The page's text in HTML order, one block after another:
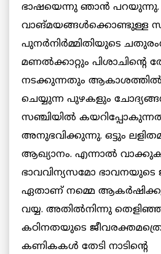
ഭാഷയെന്നു ഞാന്‍ പറയുന്നു.
വാങ്മയങ്ങള്‍ക്കൊണ്ടുള്ള
പുനര്‍നിര്‍മ്മിതിയുടെ
മണല്‍ക്കാറ്റും പിശാചിന്റെ
നടക്കുന്നതും
ചെയ്യുന്ന പുഴകളും
സഞ്ചിയില്‍
അനുഭവിക്കുന്നു. ഒട്ടും
ആഖ്യാനം. എന്നാല്‍
ഭാവവിന്യസമോ
ഏതാണ് നമ്മെ
വയ്യ. അതില്‍നിന്നു
കഠിനതയുടെ
കണികകള്‍ തേടി നാടിന്റെ